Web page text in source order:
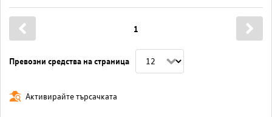
Превозни средства на страница
1
Активирайте търсачката